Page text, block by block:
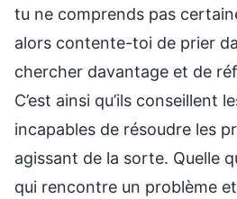
tu ne comprends pas
alors contente-toi de prier
chercher davantage et de
C’est ainsi qu’ils conseillent
incapables de résoudre les
agissant de la sorte. Quelle
qui rencontre un problème